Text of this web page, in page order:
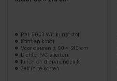
RAL 9003 Wit kunststof
Kant en klaar
Voor deuren ± 90 × 210 cm
Dichte PVC slierten
Kind- en diervriendelijk
Zelf in te korten